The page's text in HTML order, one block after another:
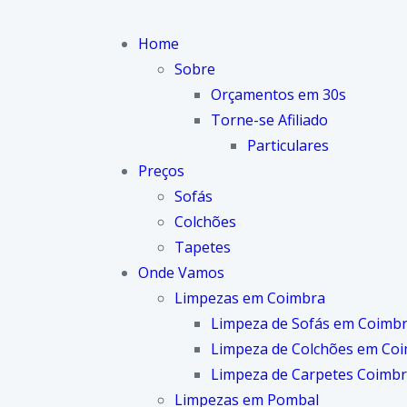
Home
Sobre
Orçamentos em 30s
Torne-se Afiliado
Particulares
Preços
Sofás
Colchões
Tapetes
Onde Vamos
Limpezas em Coimbra
Limpeza de Sofás em
Limpeza de Colchões em
Limpeza de Carpetes
Limpezas em Pombal